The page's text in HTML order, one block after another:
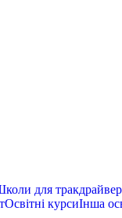
для
Освітні курсиІнша